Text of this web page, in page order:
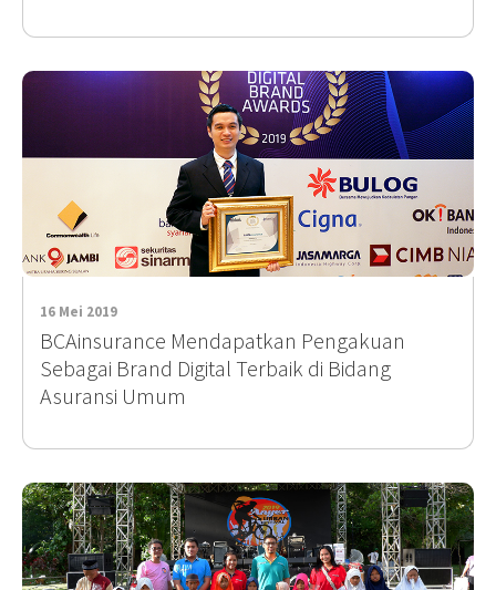
16 Mei 2019
BCAinsurance Mendapatkan Pengakuan
Sebagai Brand Digital Terbaik di Bidang
Asuransi Umum